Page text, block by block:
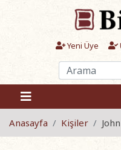
Yeni Üye
Anasayfa Kişiler